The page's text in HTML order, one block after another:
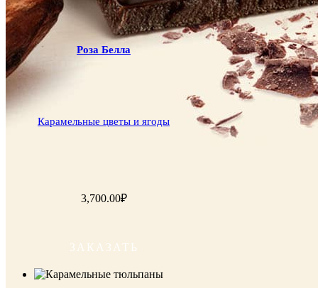
Роза Белла
Карамельные цветы и ягоды
3,700.00₽
ЗАКАЗАТЬ